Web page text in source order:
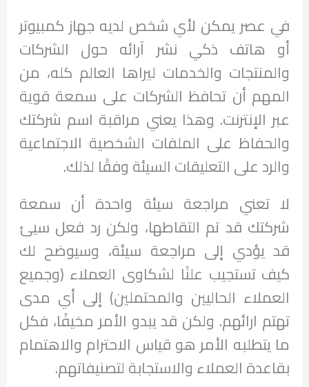
في عصر يمكن لأي شخص لديه جهاز كمبيوتر
أو هاتف ذكي نشر آرائه حول الشركات
والمنتجات والخدمات ليراها العالم كله، من
المهم أن تحافظ الشركات على سمعة قوية
عبر الإنترنت. وهذا يعني مراقبة اسم شركتك
والحفاظ على الملفات الشخصية الاجتماعية
والرد على التعليقات السيئة وفقًا لذلك.
لا تعني مراجعة سيئة واحدة أن سمعة
شركتك قد تم التقاطها، ولكن رد فعل سيئ
قد يؤدي إلى مراجعة سيئة، وسيوضح لك
كيف تستجيب علنًا لشكاوى العملاء (وجميع
العملاء الحاليين والمحتملين) إلى أي مدى
تهتم ارائهم. ولكن قد يبدو الأمر مخيفًا، فكل
ما يتطلبه الأمر هو قياس الاحترام والاهتمام
بقاعدة العملاء والاستجابة لتصنيفاتهم.